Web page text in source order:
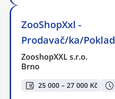
ZooShopXxl -
Prodavač/ka/
ZooshopXXL s.r.o.
Brno
25 000 – 27 000 Kč